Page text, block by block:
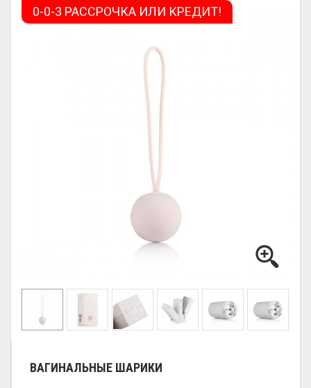
0-0-3 РАССРОЧКА ИЛИ КРЕДИТ!
ВАГИНАЛЬНЫЕ ШАРИКИ